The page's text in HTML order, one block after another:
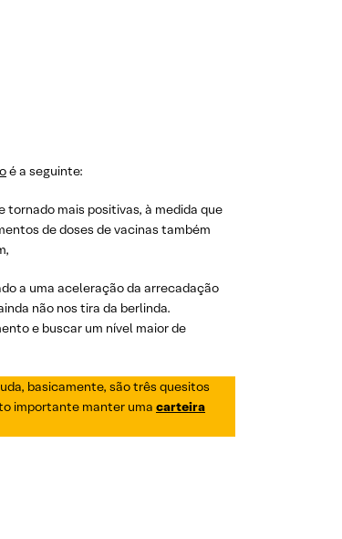
é a seguinte:
tornado mais positivas, à medida que
de doses de vacinas também
a uma aceleração da arrecadação
não nos tira da berlinda.
e buscar um nível maior de
basicamente, são três quesitos
importante manter uma carteira